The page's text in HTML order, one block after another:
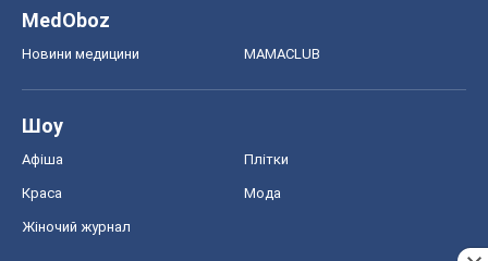
MedOboz
Новини медицини MAMACLUB
Шоу
Афіша Плітки
Краса Мода
Жіночий журнал